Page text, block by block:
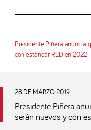
Presidente Piñera anuncia
con estándar RED en 2022
28 DE MARZO, 2019
Presidente Piñera
serán nuevos y con